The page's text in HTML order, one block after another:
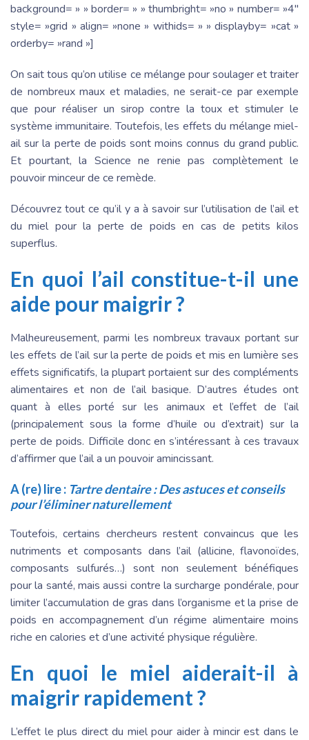
background= » » border= » » thumbright= »no » number= »4″
style= »grid » align= »none » withids= » » displayby= »cat »
orderby= »rand »]
On sait tous qu’on utilise ce mélange pour soulager et traiter
de nombreux maux et maladies, ne serait-ce par exemple
que pour réaliser un sirop contre la toux et stimuler le
système immunitaire. Toutefois, les effets du mélange miel-
ail sur la perte de poids sont moins connus du grand public.
Et pourtant, la Science ne renie pas complètement le
pouvoir minceur de ce remède.
Découvrez tout ce qu’il y a à savoir sur l’utilisation de l’ail et
du miel pour la perte de poids en cas de petits kilos
superflus.
En quoi l’ail constitue-t-il une
aide pour maigrir ?
Malheureusement, parmi les nombreux travaux portant sur
les effets de l’ail sur la perte de poids et mis en lumière ses
effets significatifs, la plupart portaient sur des compléments
alimentaires et non de l’ail basique. D’autres études ont
quant à elles porté sur les animaux et l’effet de l’ail
(principalement sous la forme d’huile ou d’extrait) sur la
perte de poids. Difficile donc en s’intéressant à ces travaux
d’affirmer que l’ail a un pouvoir amincissant.
A (re) lire : Tartre dentaire : Des astuces et conseils
pour l’éliminer naturellement
Toutefois, certains chercheurs restent convaincus que les
nutriments et composants dans l’ail (allicine, flavonoïdes,
composants sulfurés…) sont non seulement bénéfiques
pour la santé, mais aussi contre la surcharge pondérale, pour
limiter l’accumulation de gras dans l’organisme et la prise de
poids en accompagnement d’un régime alimentaire moins
riche en calories et d’une activité physique régulière.
En quoi le miel aiderait-il à
maigrir rapidement ?
L’effet le plus direct du miel pour aider à mincir est dans le